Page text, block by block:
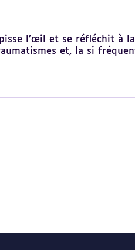
l’œil et se réfléchit à
et, la si